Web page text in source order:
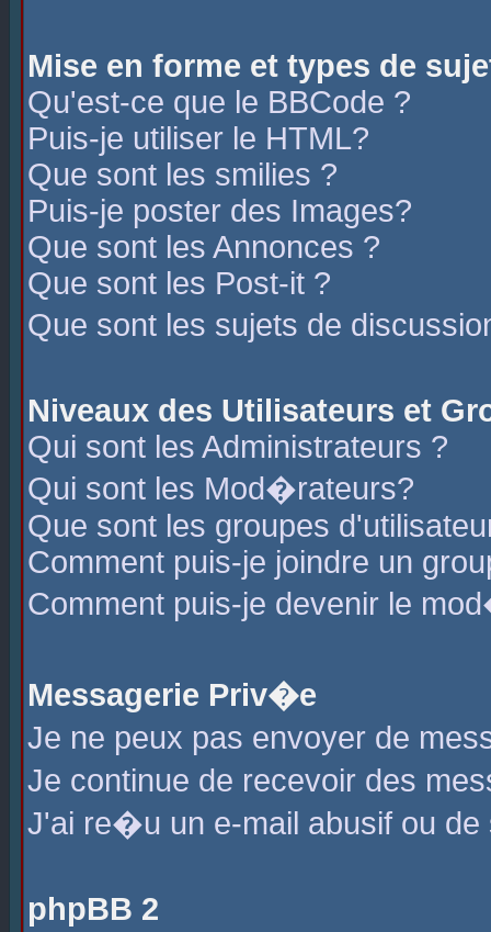
Mise en forme et types de
Qu'est-ce que le BBCode ?
Puis-je utiliser le HTML?
Que sont les smilies ?
Puis-je poster des Images?
Que sont les Annonces ?
Que sont les Post-it ?
Que sont les sujets de
Niveaux des Utilisateurs et
Qui sont les Administrateurs ?
Qui sont les Mod�rateurs?
Que sont les groupes
Comment puis-je joindre un
Comment puis-je devenir le
Messagerie Priv�e
Je ne peux pas envoyer de
Je continue de recevoir des
J'ai re�u un e-mail abusif ou de
phpBB 2